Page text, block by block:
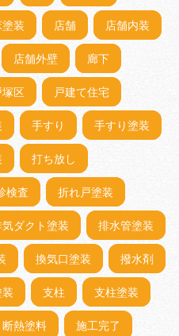
塗装 店舗 店舗内装
店舗外壁 廊下
塚区 戸建て住宅
手すり 手すり塗装
打ち放し
検査 折れ戸塗装
気ダクト塗装 排水管塗装
換気口塗装 撥水剤
支柱 支柱塗装
断熱塗料 施工完了